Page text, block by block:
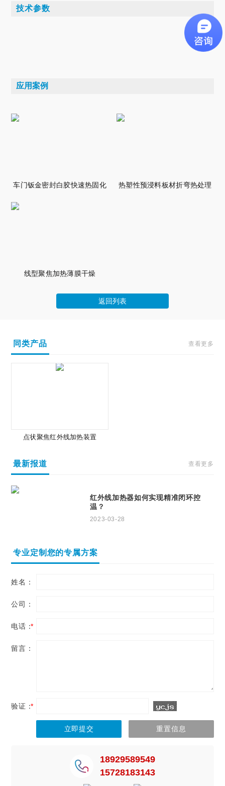
技术参数
应用案例
车门钣金密封白胶快速热固化 热塑性预浸料板材折弯热处理
线型聚焦加热薄膜干燥
返回列表
同类产品 查看更多
点状聚焦红外线加热装置
最新报道 查看更多
红外线加热器如何实现精准闭环控
温？
2023-03-28
专业定制您的专属方案
姓名：
公司：
电话：
*
留言：
验证：
*
18929589549
15728183143